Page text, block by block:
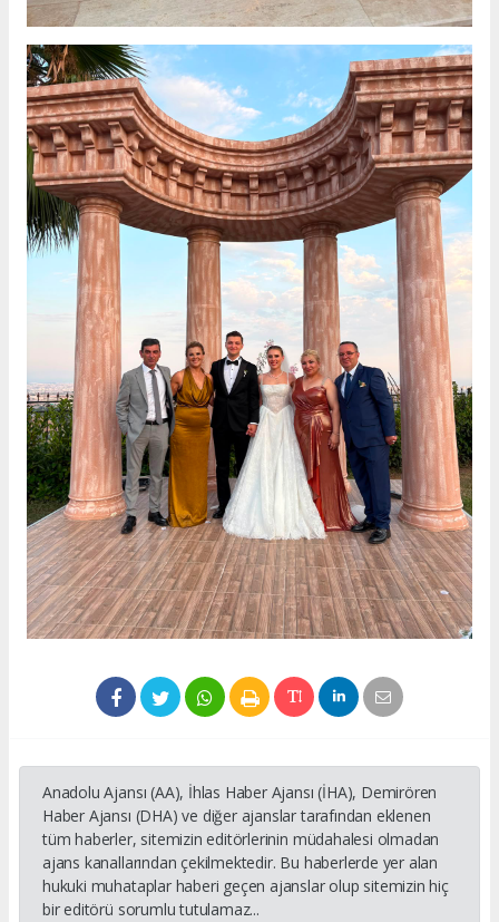
Anadolu Ajansı (AA), İhlas Haber Ajansı (İHA), Demirören
Haber Ajansı (DHA) ve diğer ajanslar tarafından eklenen
tüm haberler, sitemizin editörlerinin müdahalesi olmadan
ajans kanallarından çekilmektedir. Bu haberlerde yer alan
hukuki muhataplar haberi geçen ajanslar olup sitemizin hiç
bir editörü sorumlu tutulamaz...